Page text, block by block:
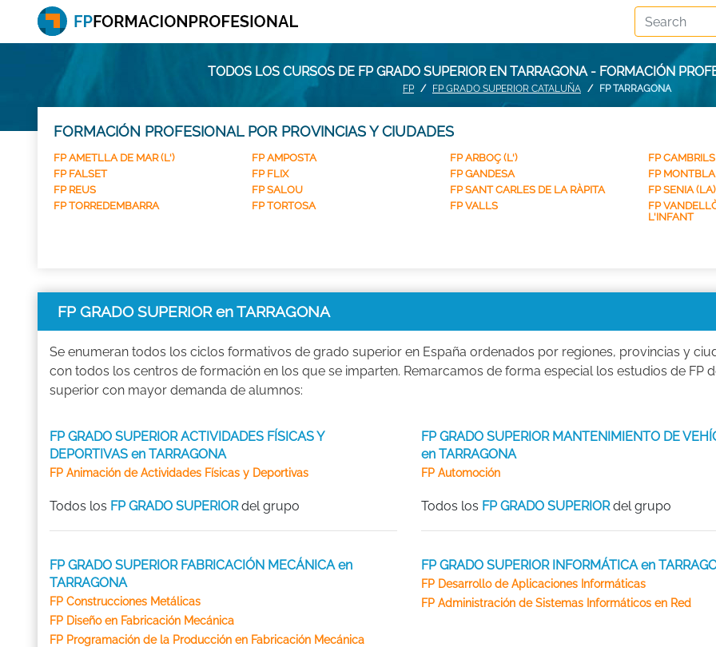
TODOS LOS CURSOS DE FP GRADO SUPERIOR EN TARRAGONA - FORMACIÓN
FP FP GRADO SUPERIOR CATALUÑA FP TARRAGONA
FORMACIÓN PROFESIONAL POR PROVINCIAS Y CIUDADES
FP AMETLLA DE MAR (L') FP AMPOSTA FP ARBOÇ (L')
FP CAMBRILS
FP FALSET
FP FLIX FP GANDESA
FP
FP REUS
FP SALOU FP SANT CARLES DE LA RÀPITA
FP SENIA (LA)
FP TORREDEMBARRA
FP TORTOSA FP VALLS
FP
L'INFANT
FP GRADO SUPERIOR en TARRAGONA
Se enumeran todos los ciclos formativos de grado superior en España ordenados por regiones, provincias y
con todos los centros de formación en los que se imparten. Remarcamos de forma especial los estudios de FP
superior con mayor demanda de alumnos:
FP GRADO SUPERIOR ACTIVIDADES FÍSICAS Y
DEPORTIVAS en TARRAGONA
FP Animación de Actividades Físicas y Deportivas
Todos los FP GRADO SUPERIORdel grupo
FP GRADO SUPERIOR MANTENIMIENTO DE
en TARRAGONA
FP Automoción
Todos los FP GRADO SUPERIORdel grupo
FP GRADO SUPERIOR FABRICACIÓN MECÁNICA en
TARRAGONA
FP Construcciones Metálicas
FP Diseño en Fabricación Mecánica
FP Programación de la Producción en Fabricación Mecánica
FP GRADO SUPERIOR INFORMÁTICA en
FP Desarrollo de Aplicaciones Informáticas
FP Administración de Sistemas Informáticos en Red